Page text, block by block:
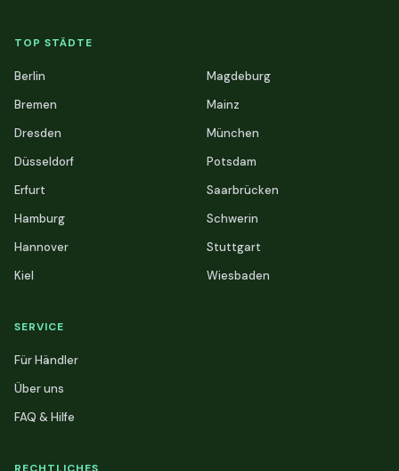
TOP STÄDTE
Berlin
Bremen
Dresden
Düsseldorf
Erfurt
Hamburg
Hannover
Kiel
Magdeburg
Mainz
München
Potsdam
Saarbrücken
Schwerin
Stuttgart
Wiesbaden
SERVICE
Für Händler
Über uns
FAQ & Hilfe